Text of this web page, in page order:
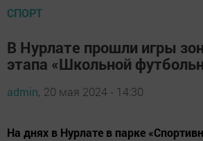
СПОРТ
В Нурлате прошли игры
этапа «Школьной
admin, 20 мая 2024 - 14:30
На днях в Нурлате в парке